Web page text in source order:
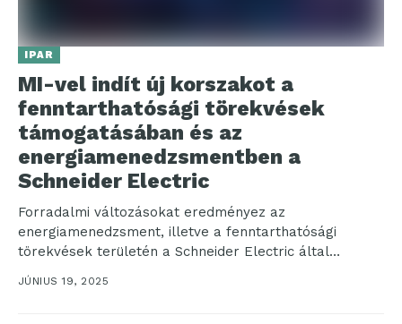
IPAR
MI-vel indít új korszakot a
fenntarthatósági törekvések
támogatásában és az
energiamenedzsmentben a
Schneider Electric
Forradalmi változásokat eredményez az
energiamenedzsment, illetve a fenntarthatósági
törekvések területén a Schneider Electric által
elindított többéves, az ügynöki mesterséges
intelligencia (Agentic AI) alkalmazását...
JÚNIUS 19, 2025